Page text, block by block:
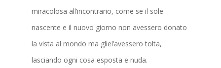
miracolosa all’incontrario, come se il sole
nascente e il nuovo giorno non avessero donato
la vista al mondo ma gliel’avessero tolta,
lasciando ogni cosa esposta e nuda.